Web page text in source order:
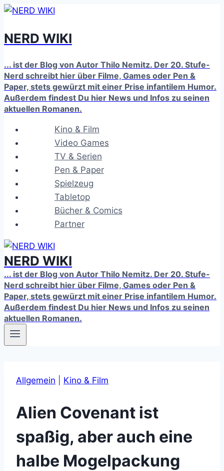
Zum
springen
NERD WIKI
... ist der Blog von Autor Thilo Nemitz. Der 20. Stufe-
Nerd schreibt hier über Filme, Games oder Pen &
Paper, stets gewürzt mit einer Prise infantilem Humor.
Außerdem findest Du hier News und Infos zu seinen
aktuellen Romanen.
Kino & Film
Video Games
TV & Serien
Pen & Paper
Spielzeug
Tabletop
Bücher & Comics
Partner
NERD WIKI
... ist der Blog von Autor Thilo Nemitz. Der 20. Stufe-
Nerd schreibt hier über Filme, Games oder Pen &
Paper, stets gewürzt mit einer Prise infantilem Humor.
Außerdem findest Du hier News und Infos zu seinen
aktuellen Romanen.
Allgemein Kino & Film
Alien Covenant ist
spaßig, aber auch eine
halbe Mogelpackung